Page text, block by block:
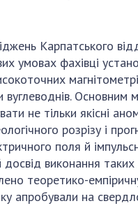
Карпатського
умовах фахівці
не тільки якісні
розрізу і
поля й
виконання
теоретико-
на